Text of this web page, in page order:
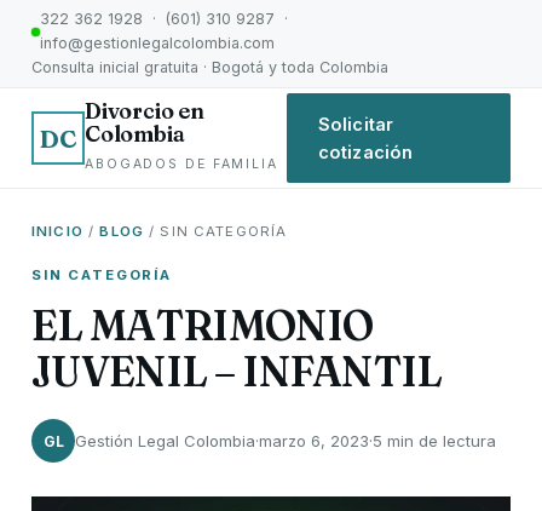
322 362 1928 · (601) 310 9287 ·
info@gestionlegalcolombia.com
Consulta inicial gratuita · Bogotá y toda Colombia
DC
Divorcio en
Colombia
ABOGADOS DE FAMILIA
Solicitar
cotización
INICIO /BLOG / SIN CATEGORÍA
SIN CATEGORÍA
EL MATRIMONIO
JUVENIL – INFANTIL
GL Gestión Legal Colombia·marzo 6, 2023·5 min de lectura